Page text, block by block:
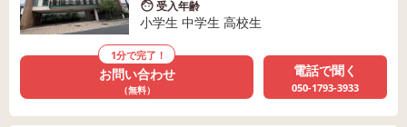
受入年齢
小学生 中学生 高校生
1分で完了！
お問い合わせ
（無料）
電話で聞く
050-1793-3933